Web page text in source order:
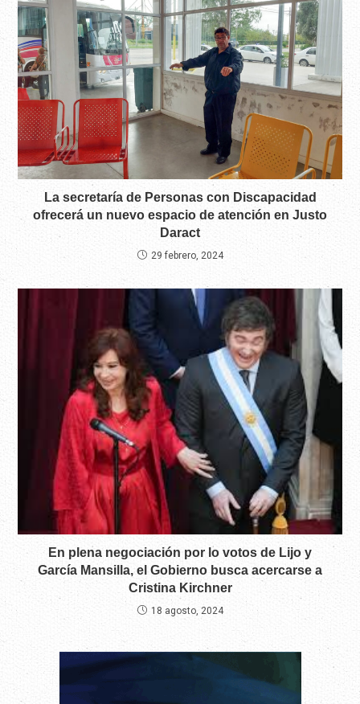
La secretaría de Personas con Discapacidad
ofrecerá un nuevo espacio de atención en Justo
Daract
29 febrero, 2024
En plena negociación por lo votos de Lijo y
García Mansilla, el Gobierno busca acercarse a
Cristina Kirchner
18 agosto, 2024